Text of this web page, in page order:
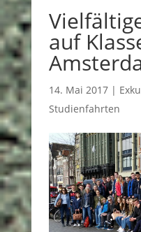
auf
14. Mai 2017|
Studienfahrten